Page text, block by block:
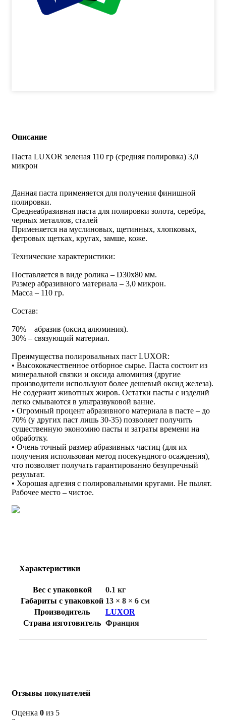
Описание
Паста LUXOR зеленая 110 гр (средняя полировка) 3,0
микрон
Данная паста применяется для получения финишной
полировки.
Среднеабразивная паста для полировки золота, серебра,
черных металлов, сталей
Применяется на муслиновых, щетинных, хлопковых,
фетровых щетках, кругах, замше, коже.
Технические характеристики:
Поставляется в виде ролика – D30х80 мм.
Размер абразивного материала – 3,0 микрон.
Масса – 110 гр.
Состав:
70% – абразив (оксид алюминия).
30% – связующий материал.
Преимущества полировальных паст LUXOR:
• Высококачественное отборное сырье. Паста состоит из
минеральной связки и оксида алюминия (другие
производители используют более дешевый оксид железа).
Не содержит животных жиров. Остатки пасты с изделий
легко смываются в ультразвуковой ванне.
• Огромный процент абразивного материала в пасте – до
70% (у других паст лишь 30-35) позволяет получить
существенную экономию пасты и затраты времени на
обработку.
• Очень точный размер абразивных частиц (для их
получения использован метод посекундного осаждения),
что позволяет получать гарантированно безупречный
результат.
• Хорошая адгезия с полировальными кругами. Не пылят.
Рабочее место – чистое.
Характеристики
Вес с упаковкой
0.1 кг
Габариты с упаковкой 13 × 8 × 6 см
Производитель
LUXOR
Страна изготовитель Франция
Отзывы покупателей
Оценка 0 из 5